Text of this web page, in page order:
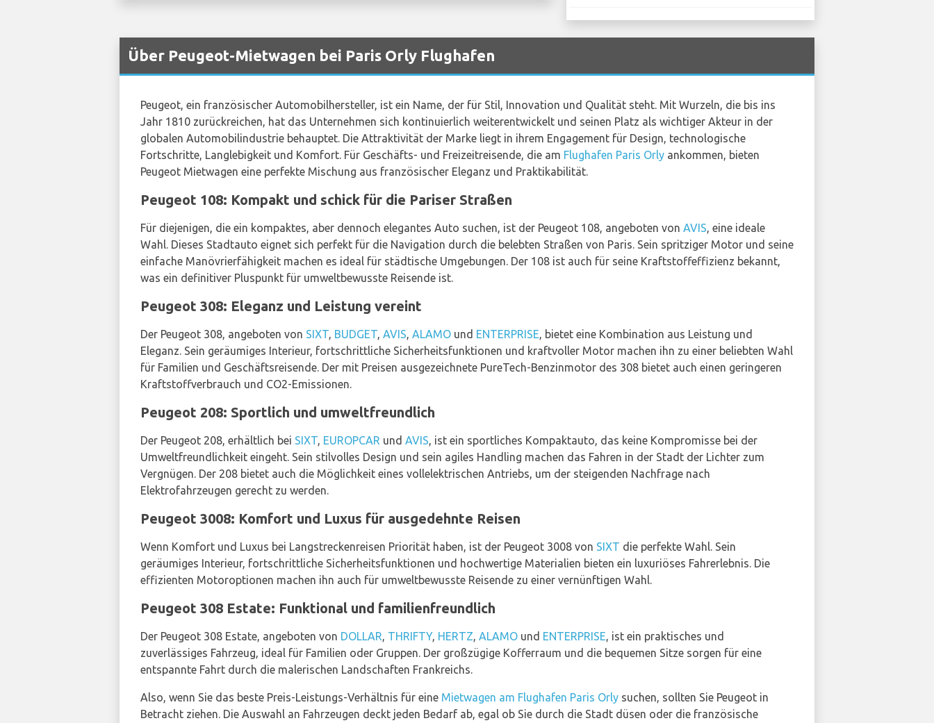
Über Peugeot-Mietwagen bei Paris Orly Flughafen
Peugeot, ein französischer Automobilhersteller, ist ein Name, der für Stil, Innovation und Qualität steht. Mit Wurzeln, die bis ins
Jahr 1810 zurückreichen, hat das Unternehmen sich kontinuierlich weiterentwickelt und seinen Platz als wichtiger Akteur in der
globalen Automobilindustrie behauptet. Die Attraktivität der Marke liegt in ihrem Engagement für Design, technologische
Fortschritte, Langlebigkeit und Komfort. Für Geschäfts- und Freizeitreisende, die am Flughafen Paris Orly ankommen, bieten
Peugeot Mietwagen eine perfekte Mischung aus französischer Eleganz und Praktikabilität.
Peugeot 108: Kompakt und schick für die Pariser Straßen
Für diejenigen, die ein kompaktes, aber dennoch elegantes Auto suchen, ist der Peugeot 108, angeboten von AVIS, eine ideale
Wahl. Dieses Stadtauto eignet sich perfekt für die Navigation durch die belebten Straßen von Paris. Sein spritziger Motor und seine
einfache Manövrierfähigkeit machen es ideal für städtische Umgebungen. Der 108 ist auch für seine Kraftstoffeffizienz bekannt,
was ein definitiver Pluspunkt für umweltbewusste Reisende ist.
Peugeot 308: Eleganz und Leistung vereint
Der Peugeot 308, angeboten von SIXT, BUDGET, AVIS, ALAMO und ENTERPRISE, bietet eine Kombination aus Leistung und
Eleganz. Sein geräumiges Interieur, fortschrittliche Sicherheitsfunktionen und kraftvoller Motor machen ihn zu einer beliebten Wahl
für Familien und Geschäftsreisende. Der mit Preisen ausgezeichnete PureTech-Benzinmotor des 308 bietet auch einen geringeren
Kraftstoffverbrauch und CO2-Emissionen.
Peugeot 208: Sportlich und umweltfreundlich
Der Peugeot 208, erhältlich bei SIXT, EUROPCAR und AVIS, ist ein sportliches Kompaktauto, das keine Kompromisse bei der
Umweltfreundlichkeit eingeht. Sein stilvolles Design und sein agiles Handling machen das Fahren in der Stadt der Lichter zum
Vergnügen. Der 208 bietet auch die Möglichkeit eines vollelektrischen Antriebs, um der steigenden Nachfrage nach
Elektrofahrzeugen gerecht zu werden.
Peugeot 3008: Komfort und Luxus für ausgedehnte Reisen
Wenn Komfort und Luxus bei Langstreckenreisen Priorität haben, ist der Peugeot 3008 von SIXT die perfekte Wahl. Sein
geräumiges Interieur, fortschrittliche Sicherheitsfunktionen und hochwertige Materialien bieten ein luxuriöses Fahrerlebnis. Die
effizienten Motoroptionen machen ihn auch für umweltbewusste Reisende zu einer vernünftigen Wahl.
Peugeot 308 Estate: Funktional und familienfreundlich
Der Peugeot 308 Estate, angeboten von DOLLAR, THRIFTY, HERTZ, ALAMO und ENTERPRISE, ist ein praktisches und
zuverlässiges Fahrzeug, ideal für Familien oder Gruppen. Der großzügige Kofferraum und die bequemen Sitze sorgen für eine
entspannte Fahrt durch die malerischen Landschaften Frankreichs.
Also, wenn Sie das beste Preis-Leistungs-Verhältnis für eine Mietwagen am Flughafen Paris Orly suchen, sollten Sie Peugeot in
Betracht ziehen. Die Auswahl an Fahrzeugen deckt jeden Bedarf ab, egal ob Sie durch die Stadt düsen oder die französische